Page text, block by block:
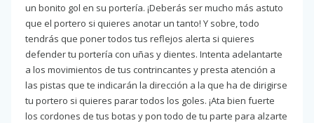
un bonito gol en su portería. ¡Deberás ser mucho más astuto
que el portero si quieres anotar un tanto! Y sobre, todo
tendrás que poner todos tus reflejos alerta si quieres
defender tu portería con uñas y dientes. Intenta adelantarte
a los movimientos de tus contrincantes y presta atención a
las pistas que te indicarán la dirección a la que ha de dirigirse
tu portero si quieres parar todos los goles. ¡Ata bien fuerte
los cordones de tus botas y pon todo de tu parte para alzarte